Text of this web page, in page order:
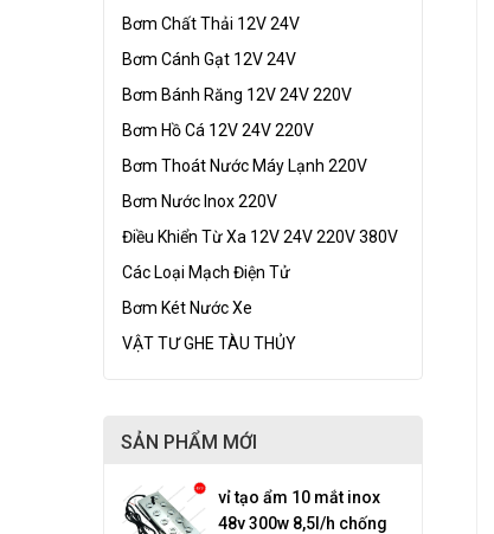
Bơm Chất Thải 12V 24V
Bơm Cánh Gạt 12V 24V
Bơm Bánh Răng 12V 24V 220V
Bơm Hồ Cá 12V 24V 220V
Bơm Thoát Nước Máy Lạnh 220V
Bơm Nước Inox 220V
Điều Khiển Từ Xa 12V 24V 220V 380V
Các Loại Mạch Điện Tử
Bơm Két Nước Xe
VẬT TƯ GHE TÀU THỦY
SẢN PHẨM MỚI
vỉ tạo ẩm 10 mắt inox
48v 300w 8,5l/h chống